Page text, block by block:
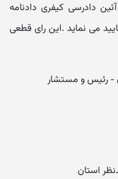
457 و 455 قانون آئین دادرسی کیفری دادنامه
می نماید .این رای قطعی
استان